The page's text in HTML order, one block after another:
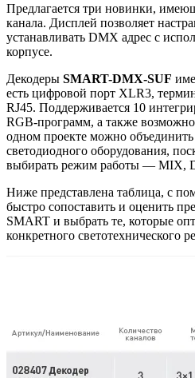
Предлагается три новинки,
канала. Дисплей позволяет
устанавливать DMX адрес с
корпусе.
Декодеры SMART-DMX-SUF
есть цифровой порт XLR3,
RJ45. Поддерживается 10
RGB-программ, а также
одном проекте можно
светодиодного оборудования,
выбирать режим работы — MIX,
Ниже представлена таблица, с
быстро сопоставить и оценить
SMART и выбрать те, которые
конкретного светотехнического